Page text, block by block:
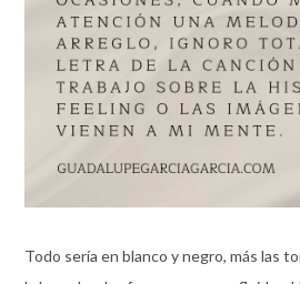
Todo sería en blanco y negro, más las